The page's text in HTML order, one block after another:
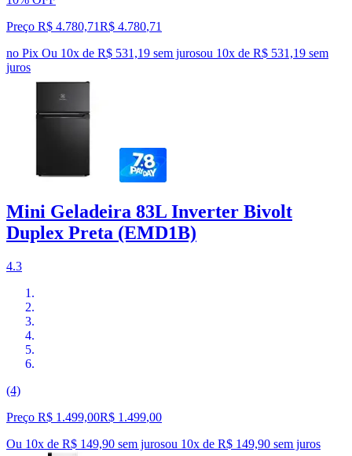
Preço R$ 4.780,71R$ 4.780,71
no Pix Ou 10x de R$ 531,19 sem jurosou 10x de R$ 531,19 sem
juros
Mini Geladeira 83L Inverter Bivolt
Duplex Preta (EMD1B)
4.3
(4)
Preço R$ 1.499,00R$ 1.499,00
Ou 10x de R$ 149,90 sem jurosou 10x de R$ 149,90 sem juros